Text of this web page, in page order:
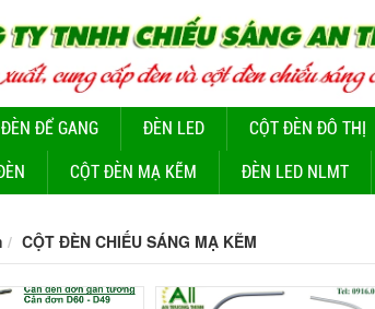
ĐỂ GANG ĐÈN LED CỘT ĐÈN ĐÔ THỊ
CỘT ĐÈN MẠ KẼM ĐÈN LED NLMT
CỘT ĐÈN CHIẾU SÁNG MẠ KẼM